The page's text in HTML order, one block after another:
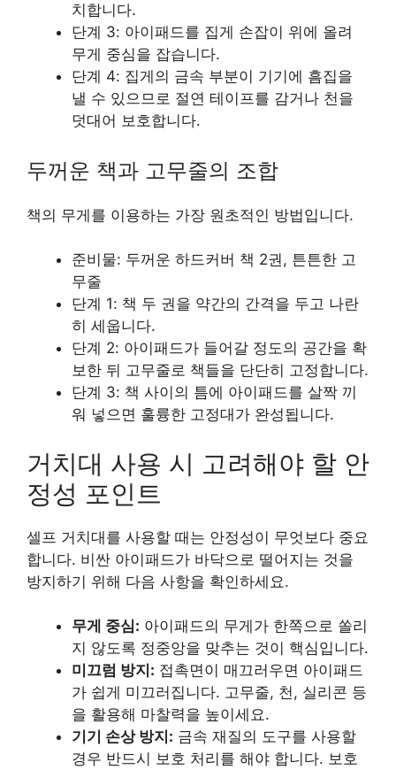
치합니다.
단계 3: 아이패드를 집게 손잡이 위에 올려
무게 중심을 잡습니다.
단계 4: 집게의 금속 부분이 기기에 흠집을
낼 수 있으므로 절연 테이프를 감거나 천을
덧대어 보호합니다.
두꺼운 책과 고무줄의 조합
책의 무게를 이용하는 가장 원초적인 방법입니다.
준비물: 두꺼운 하드커버 책 2권, 튼튼한 고
무줄
단계 1: 책 두 권을 약간의 간격을 두고 나란
히 세웁니다.
단계 2: 아이패드가 들어갈 정도의 공간을 확
보한 뒤 고무줄로 책들을 단단히 고정합니다.
단계 3: 책 사이의 틈에 아이패드를 살짝 끼
워 넣으면 훌륭한 고정대가 완성됩니다.
거치대 사용 시 고려해야 할 안
정성 포인트
셀프 거치대를 사용할 때는 안정성이 무엇보다 중요
합니다. 비싼 아이패드가 바닥으로 떨어지는 것을
방지하기 위해 다음 사항을 확인하세요.
무게 중심: 아이패드의 무게가 한쪽으로 쏠리
지 않도록 정중앙을 맞추는 것이 핵심입니다.
미끄럼 방지: 접촉면이 매끄러우면 아이패드
가 쉽게 미끄러집니다. 고무줄, 천, 실리콘 등
을 활용해 마찰력을 높이세요.
기기 손상 방지: 금속 재질의 도구를 사용할
경우 반드시 보호 처리를 해야 합니다. 보호